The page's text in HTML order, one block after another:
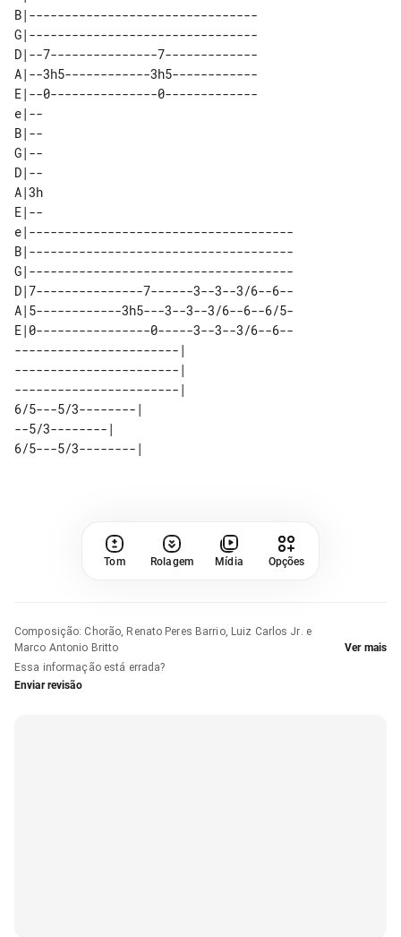
B|--------------------------------
G|--------------------------------
D|--7---------------7-------------
A|--3h5------------3h5------------
E|--0---------------0-------------
e|--
B|--
G|--
D|--
A|3h
E|--
e|-------------------------------------
B|-------------------------------------
G|-------------------------------------
D|7---------------7------3--3--3/6--6--
A|5------------3h5---3--3--3/6--6--6/5-
E|0----------------0-----3--3--3/6--6--
-----------------------|
-----------------------|
-----------------------|
6/5---5/3--------|
--5/3--------|
Tom Rolagem Mídia Opções
Composição: Chorão, Renato Peres Barrio, Luiz Carlos Jr. e
Marco Antonio Britto
Ver mais
Essa informação está errada?
Enviar revisão